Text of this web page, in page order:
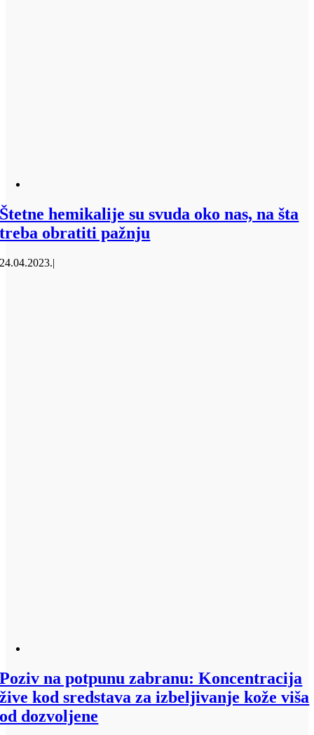
Štetne hemikalije su svuda oko nas, na šta
treba obratiti pažnju
24.04.2023.|
Poziv na potpunu zabranu: Koncentracija
žive kod sredstava za izbeljivanje kože viša
od dozvoljene